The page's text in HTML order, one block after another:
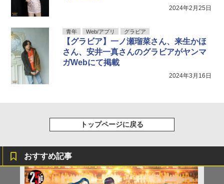
2024年2月25日
青年 Web/アプリ グラビア
【グラビア】一ノ瀬瑠菜さん、来生かほ
さん、安井一真さんのグラビアがヤンマ
ガWebにて掲載
2024年3月16日
トップページに戻る
おすすめ記事